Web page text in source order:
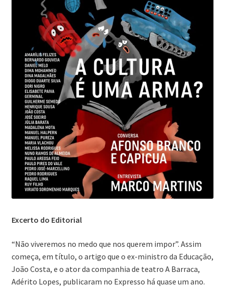
Excerto do Editorial
“Não viveremos no medo que nos querem impor”. Assim
começa, em título, o artigo que o ex-ministro da Educação,
João Costa, e o ator da companhia de teatro A Barraca,
Adérito Lopes, publicaram no Expresso há quase um ano.